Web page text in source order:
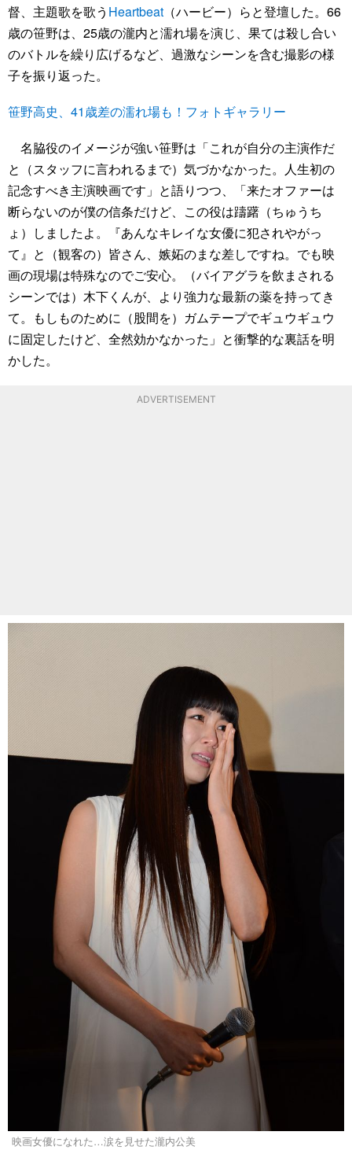
督、主題歌を歌う Heartbeat （ハービー）らと登壇した。66
歳の笹野は、25歳の瀧内と濡れ場を演じ、果ては殺し合い
のバトルを繰り広げるなど、過激なシーンを含む撮影の様
子を振り返った。
笹野高史、41歳差の濡れ場も！フォトギャラリー
名脇役のイメージが強い笹野は「これが自分の主演作だ
と（スタッフに言われるまで）気づかなかった。人生初の
記念すべき主演映画です」と語りつつ、「来たオファーは
断らないのが僕の信条だけど、この役は躊躇（ちゅうち
ょ）しましたよ。『あんなキレイな女優に犯されやがっ
て』と（観客の）皆さん、嫉妬のまな差しですね。でも映
画の現場は特殊なのでご安心。（バイアグラを飲まされる
シーンでは）木下くんが、より強力な最新の薬を持ってき
て。もしものために（股間を）ガムテープでギュウギュウ
に固定したけど、全然効かなかった」と衝撃的な裏話を明
かした。
ADVERTISEMENT
映画女優になれた…涙を見せた瀧内公美